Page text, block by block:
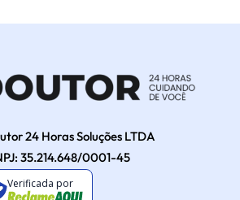
24 Horas Soluções LTDA
35.214.648/0001-45
Verificada por